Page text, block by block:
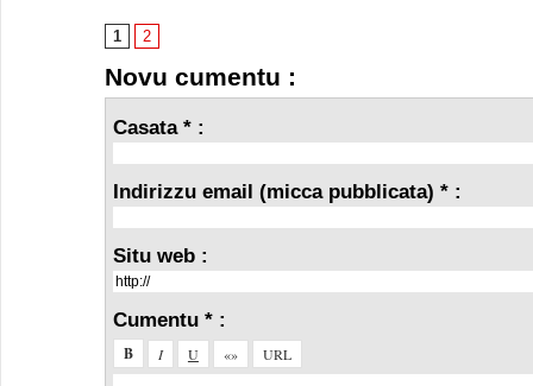
1 2
Novu cumentu :
Casata * :
Indirizzu email (micca pubblicata) * :
Situ web :
Cumentu * :